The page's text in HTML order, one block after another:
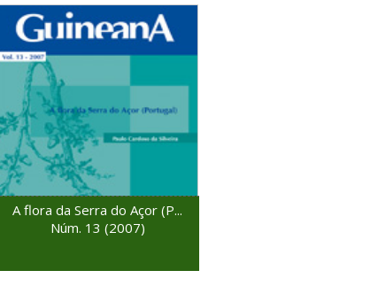
A flora da Serra do Açor (P...
Núm. 13 (2007)